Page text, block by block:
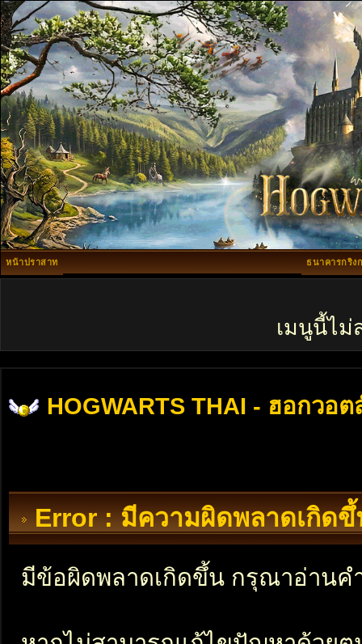
หน้าปราสาท ธนาคารกริง
เมนูนี้ไม่
HOGWARTS THAI - ฮอกวอต
Error : มีความผิดพลาดเกิดขึ้
มีข้อผิดพลาดเกิดขึ้น กรุณาอ่านค